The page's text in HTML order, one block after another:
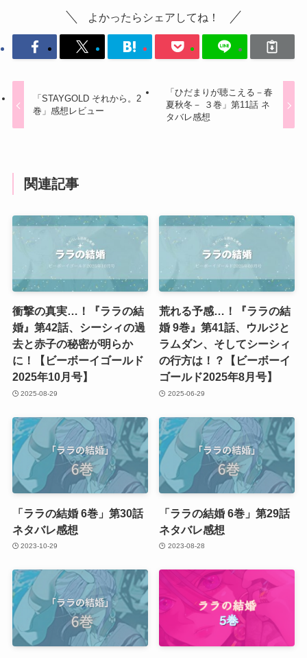
よかったらシェアしてね！
「STAYGOLD それから。2
巻」感想レビュー
「ひだまりが聴こえる－春
夏秋冬－ ３巻」第11話 ネ
タバレ感想
関連記事
衝撃の真実…！『ララの結
婚』第42話、シーシィの過
去と赤子の秘密が明らか
に！【ビーボーイゴールド
2025年10月号】
2025-08-29
荒れる予感…！『ララの結
婚 9巻』第41話、ウルジと
ラムダン、そしてシーシィ
の行方は！？【ビーボーイ
ゴールド2025年8月号】
2025-06-29
「ララの結婚 6巻」第30話
ネタバレ感想
2023-10-29
「ララの結婚 6巻」第29話
ネタバレ感想
2023-08-28